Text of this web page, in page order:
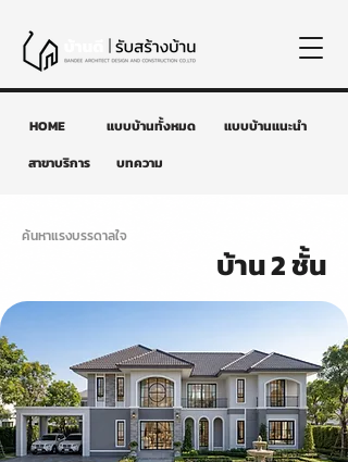
HOME แบบบ้านทั้งหมด
แบบบ้านแนะนำ
สาขาบริการ
บทความ
ค้นหาแรงบรรดาลใจ
บ้าน 2 ชั้น